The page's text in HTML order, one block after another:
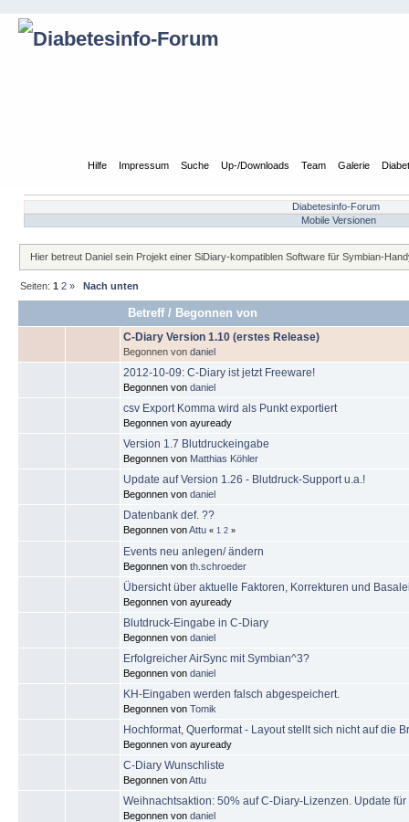
Hilfe Impressum Suche Up-/Downloads Team Galerie
Diabetesinfo-Forum
Mobile Versionen
Hier betreut Daniel sein Projekt einer SiDiary-kompatiblen Software für Symbian-
Seiten:1 2 » Nach unten
Betreff/ Begonnen von
C-Diary Version 1.10 (erstes Release)
Begonnen von daniel
2012-10-09: C-Diary ist jetzt Freeware!
Begonnen von daniel
csv Export Komma wird als Punkt exportiert
Begonnen von ayuready
Version 1.7 Blutdruckeingabe
Begonnen von Matthias Köhler
Update auf Version 1.26 - Blutdruck-Support u.a.!
Begonnen von daniel
Datenbank def. ??
Begonnen vonAttu « 1 2 »
Events neu anlegen/ ändern
Begonnen von th.schroeder
Übersicht über aktuelle Faktoren, Korrekturen und
Begonnen von ayuready
Blutdruck-Eingabe in C-Diary
Begonnen von daniel
Erfolgreicher AirSync mit Symbian^3?
Begonnen von daniel
KH-Eingaben werden falsch abgespeichert.
Begonnen von Tomik
Hochformat, Querformat - Layout stellt sich nicht auf die
Begonnen von ayuready
C-Diary Wunschliste
Begonnen vonAttu
Weihnachtsaktion: 50% auf C-Diary-Lizenzen. Update
Begonnen von daniel